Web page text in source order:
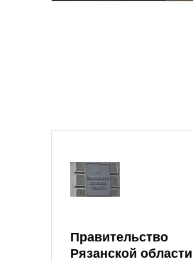
Правительство
Рязанской области